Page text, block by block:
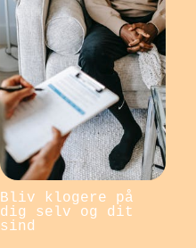
Bliv klogere på
dig selv og dit
sind